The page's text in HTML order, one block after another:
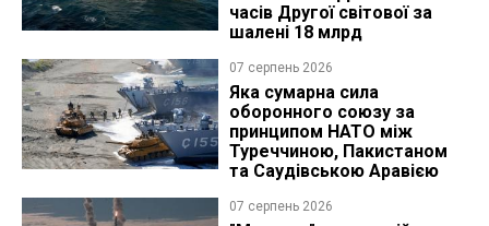
часів Другої світової за
шалені 18 млрд
07 серпень 2026
Яка сумарна сила
оборонного союзу за
принципом НАТО між
Туреччиною, Пакистаном
та Саудівською Аравією
07 серпень 2026